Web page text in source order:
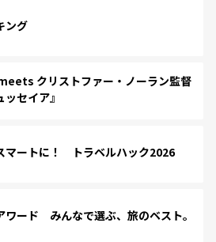
ング
クリストファー・ノーラン監督
セイア』
マートに！ トラベルハック2026
ワード みんなで選ぶ、旅のベスト。